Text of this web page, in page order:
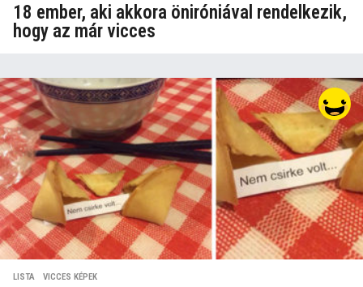
18 ember, aki akkora öniróniával rendelkezik,
hogy az már vicces
LISTA ,VICCES KÉPEK